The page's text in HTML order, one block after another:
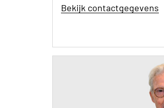
Bekijk contactgegevens